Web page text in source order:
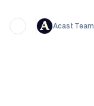
Acast Team